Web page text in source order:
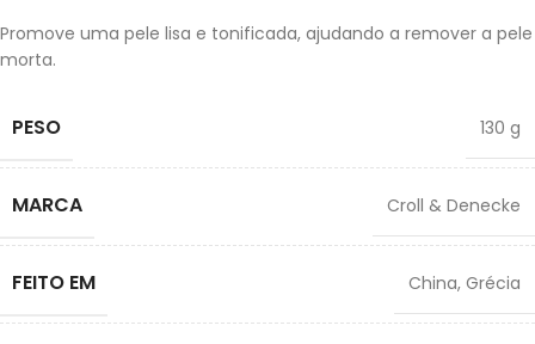
Promove uma pele lisa e tonificada, ajudando a remover a pele
morta.
PESO 130 g
MARCA Croll & Denecke
FEITO EM China, Grécia